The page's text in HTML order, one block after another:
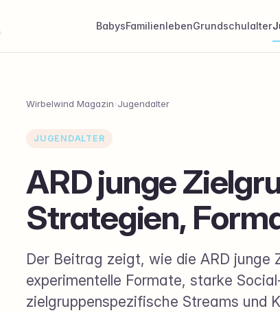
BabysFamilienlebenGrundschulalter
Wirbelwind Magazin›Jugendalter
JUGENDALTER
ARD junge
Strategien,
Der Beitrag zeigt, wie die ARD junge
experimentelle Formate, starke
zielgruppenspezifische Streams und